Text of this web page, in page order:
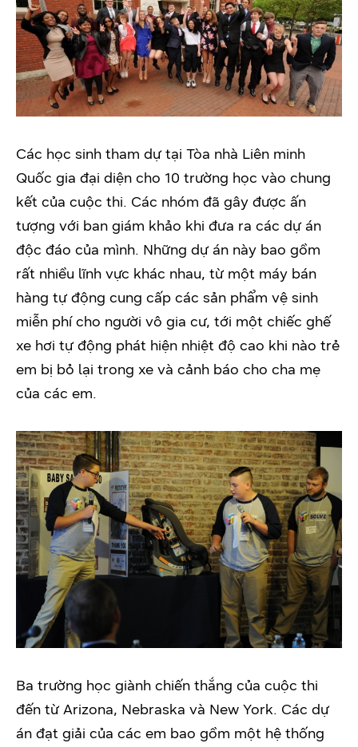
Các học sinh tham dự tại Tòa nhà Liên minh
Quốc gia đại diện cho 10 trường học vào chung
kết của cuộc thi. Các nhóm đã gây được ấn
tượng với ban giám khảo khi đưa ra các dự án
độc đáo của mình. Những dự án này bao gồm
rất nhiều lĩnh vực khác nhau, từ một máy bán
hàng tự động cung cấp các sản phẩm vệ sinh
miễn phí cho người vô gia cư, tới một chiếc ghế
xe hơi tự động phát hiện nhiệt độ cao khi nào trẻ
em bị bỏ lại trong xe và cảnh báo cho cha mẹ
của các em.
Ba trường học giành chiến thắng của cuộc thi
đến từ Arizona, Nebraska và New York. Các dự
án đạt giải của các em bao gồm một hệ thống